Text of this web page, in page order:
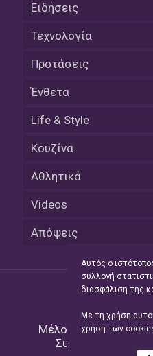
Ειδήσεις
Τεχνολογία
Προτάσεις
Ένθετα
Life & Style
Κουζίνα
Αθλητικά
Videos
Απόψεις
Μέλος του Δικτύου
Συντήρηση και
Αυτός ο
συλλογή
διασφάλιση της
Με τη χρήση
χρήση των